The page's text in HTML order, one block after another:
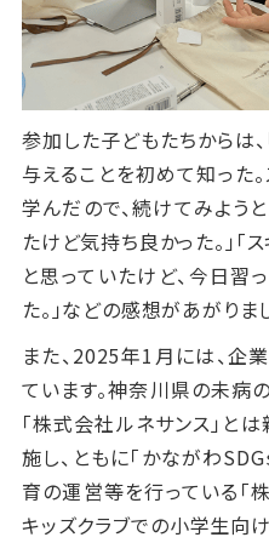
参加した子どもたちからは
与えることを初めて知った
学んだので、続けてみよう
たけど気持ち良かった。」
と思っていたけど、今日習
た。」などの感想があがりま
また、2025年1月には、企
ています。神奈川県の未病
「株式会社ルネサンス」と
施し、ともに「かながわSDG
育の運営等を行っている「
キッズクラブでの小学生向